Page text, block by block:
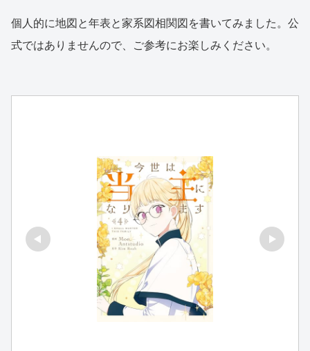
個人的に地図と年表と家系図相関図を書いてみました。公
式ではありませんので、ご参考にお楽しみください。